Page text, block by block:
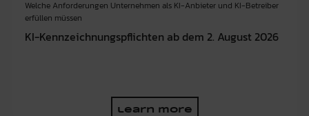
Welche Anforderungen Unternehmen als KI-Anbieter und KI-Betreiber
erfüllen müssen
KI-Kennzeichnungspflichten ab dem 2. August 2026
learn more